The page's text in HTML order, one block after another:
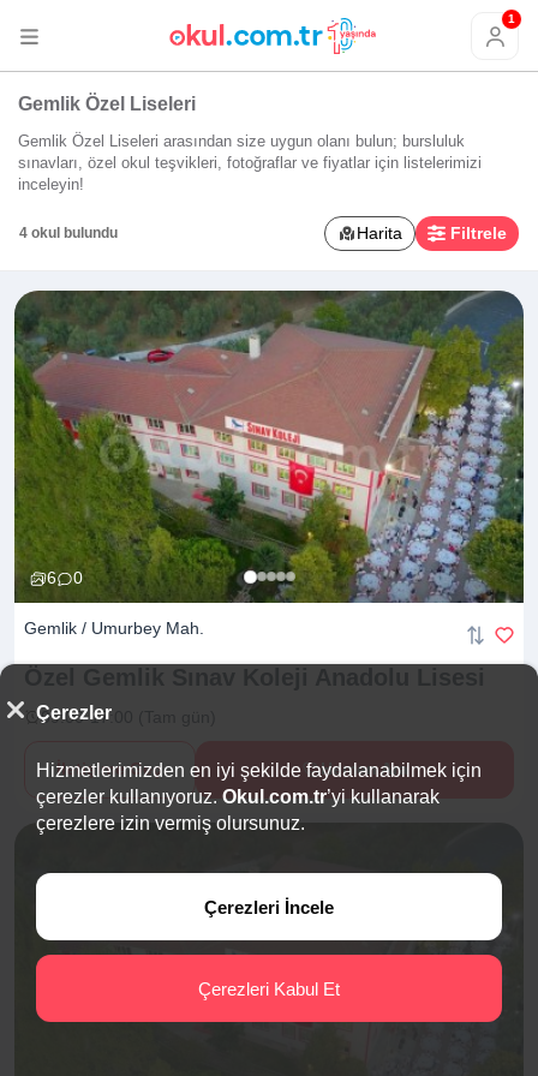
1
Gemlik Özel Liseleri
Gemlik Özel Liseleri arasından size uygun olanı bulun; bursluluk
sınavları, özel okul teşvikleri, fotoğraflar ve fiyatlar için listelerimizi
inceleyin!
4 okul bulundu Harita Filtrele
6 0
Gemlik / Umurbey Mah.
09:00-17:00 (Tam gün)
İletişime Geç Hemen Ara
Çerezler
Hizmetlerimizden en iyi şekilde faydalanabilmek için
çerezler kullanıyoruz. Okul.com.tr’yi kullanarak
çerezlere izin vermiş olursunuz.
Çerezleri İncele
Çerezleri Kabul Et